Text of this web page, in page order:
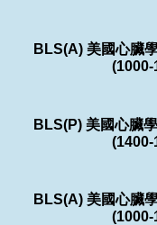
BLS(A) 美國心臟
BLS(P) 美國心臟
BLS(A) 美國心臟